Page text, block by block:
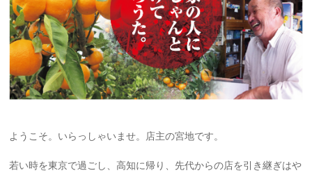
ようこそ。いらっしゃいませ。店主の宮地です。
若い時を東京で過ごし、高知に帰り、先代からの店を引き継ぎはや